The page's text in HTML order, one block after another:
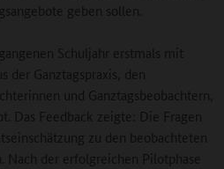
geben sollen.
Schuljahr erstmals mit
der Ganztagspraxis, den
und Ganztagsbeobachtern,
Das Feedback zeigte: Die Fragen
zu den beobachteten
Nach der erfolgreichen Pilotphase